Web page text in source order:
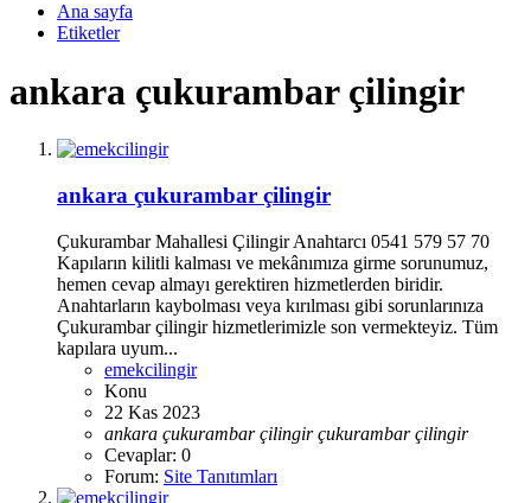
Ana sayfa
Etiketler
ankara çukurambar çilingir
ankara çukurambar çilingir
Çukurambar Mahallesi Çilingir Anahtarcı 0541 579 57 70
Kapıların kilitli kalması ve mekânımıza girme sorunumuz,
hemen cevap almayı gerektiren hizmetlerden biridir.
Anahtarların kaybolması veya kırılması gibi sorunlarınıza
Çukurambar çilingir hizmetlerimizle son vermekteyiz. Tüm
kapılara uyum...
emekcilingir
Konu
22 Kas 2023
ankara çukurambar çilingir çukurambar çilingir
Cevaplar: 0
Forum: Site Tanıtımları